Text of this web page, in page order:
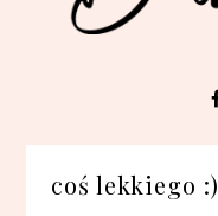
coś lekkiego :)